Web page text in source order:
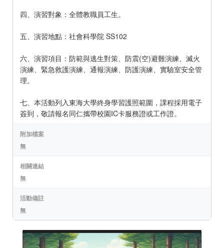
四、演習對象：全體教職員工生。
五、演習地點：社會科學院 SS102
六、演習項目：防範與逃生對策、防震(空)避難演練、滅火
演練、緊急救護演練、通報演練、防護演練、實驗室安全管
理。
七、本活動列入東海大學終身學習護照範圍，課程採用電子
簽到，敬請報名同仁攜帶校園IC卡服務證或工作證。
附加檔案
無
相關連結
無
活動備註
無